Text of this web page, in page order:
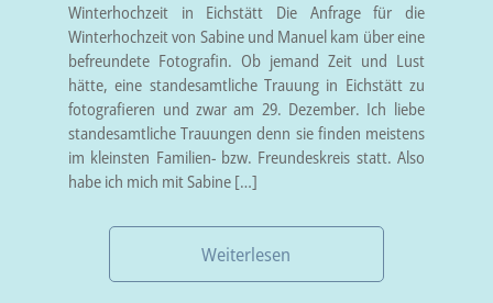
Winterhochzeit in Eichstätt Die Anfrage für die
Winterhochzeit von Sabine und Manuel kam über eine
befreundete Fotografin. Ob jemand Zeit und Lust
hätte, eine standesamtliche Trauung in Eichstätt zu
fotografieren und zwar am 29. Dezember. Ich liebe
standesamtliche Trauungen denn sie finden meistens
im kleinsten Familien- bzw. Freundeskreis statt. Also
habe ich mich mit Sabine […]
Weiterlesen